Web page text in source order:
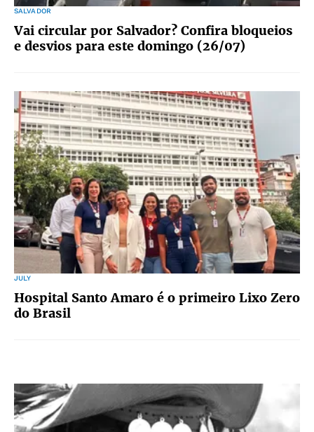
SALVADOR
Vai circular por Salvador? Confira bloqueios
e desvios para este domingo (26/07)
JULY
Hospital Santo Amaro é o primeiro Lixo Zero
do Brasil